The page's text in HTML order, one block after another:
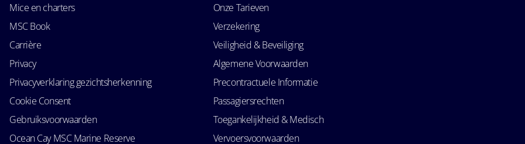
Mice en charters
MSC Book
Carrière
Privacy
Privacyverklaring gezichtsherkenning
Cookie Consent
Gebruiksvoorwaarden
Ocean Cay MSC Marine Reserve
Onze Tarieven
Verzekering
Veiligheid & Beveiliging
Algemene Voorwaarden
Precontractuele Informatie
Passagiersrechten
Toegankelijkheid & Medisch
Vervoersvoorwaarden